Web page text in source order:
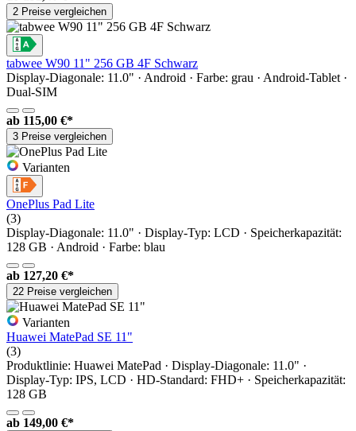
2 Preise vergleichen
tabwee W90 11" 256 GB 4F Schwarz
Display-Diagonale: 11.0" · Android · Farbe: grau · Android-Tablet ·
Dual-SIM
ab 115,00 €*
3 Preise vergleichen
Varianten
OnePlus Pad Lite
(3)
Display-Diagonale: 11.0" · Display-Typ: LCD · Speicherkapazität:
128 GB · Android · Farbe: blau
ab 127,20 €*
22 Preise vergleichen
Varianten
Huawei MatePad SE 11"
(3)
Produktlinie: Huawei MatePad · Display-Diagonale: 11.0" ·
Display-Typ: IPS, LCD · HD-Standard: FHD+ · Speicherkapazität:
128 GB
ab 149,00 €*